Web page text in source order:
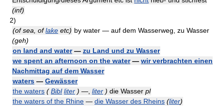
(inf)
2)
(of sea, oflake etc) by water — auf dem Wasserweg, zu Wasser
(geh)
on land and water— zu Land und zu Wasser
we spent an afternoon on the water— wir verbrachten einen
Nachmittag auf dem Wasser
waters — Gewässer
the waters ( Bibl liter ) —, liter ) die Wasser pl
the waters of the Rhine — die Wasser des Rheins (liter)